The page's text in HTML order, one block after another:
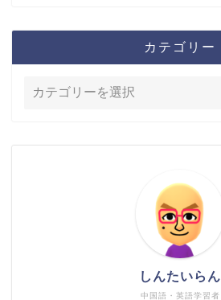
カテゴリー
中国語・英語学習者
しんたいらん